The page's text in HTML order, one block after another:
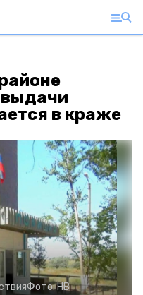
выдачи
в краже
Фото:НВ